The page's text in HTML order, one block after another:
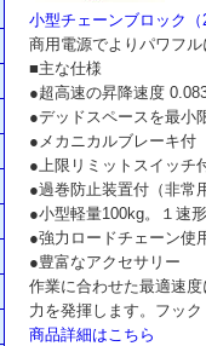
小型チェーンブロック
商用電源でよりパワフ
■主な仕様
●超高速の昇降速度
●デッドスペースを最小
●メカニカルブレーキ付
●上限リミットスイッチ
●過巻防止装置付（非常
●小型軽量100kg。１速
●強力ロードチェーン使
●豊富なアクセサリー
作業に合わせた最適速
力を発揮します。フッ
商品詳細はこちら